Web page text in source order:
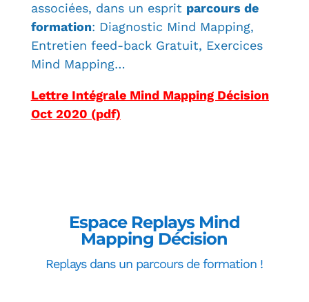
associées, dans un esprit parcours de
formation: Diagnostic Mind Mapping,
Entretien feed-back Gratuit, Exercices
Mind Mapping…
Lettre Intégrale Mind Mapping Décision
Oct 2020 (pdf)
Espace Replays Mind
Mapping Décision
Replays dans un parcours de formation !